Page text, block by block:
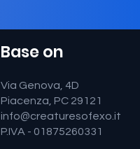
Via Genova, 4D
Piacenza, PC 29121
info@creaturesofexo.it
P.IVA - 01875260331
Base on